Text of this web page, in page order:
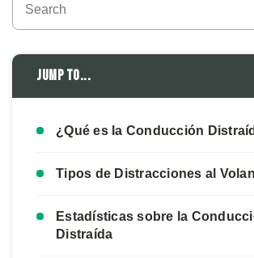
Jump to...
¿Qué es la Conducción
Tipos de Distracciones al
Estadísticas sobre la
Distraída